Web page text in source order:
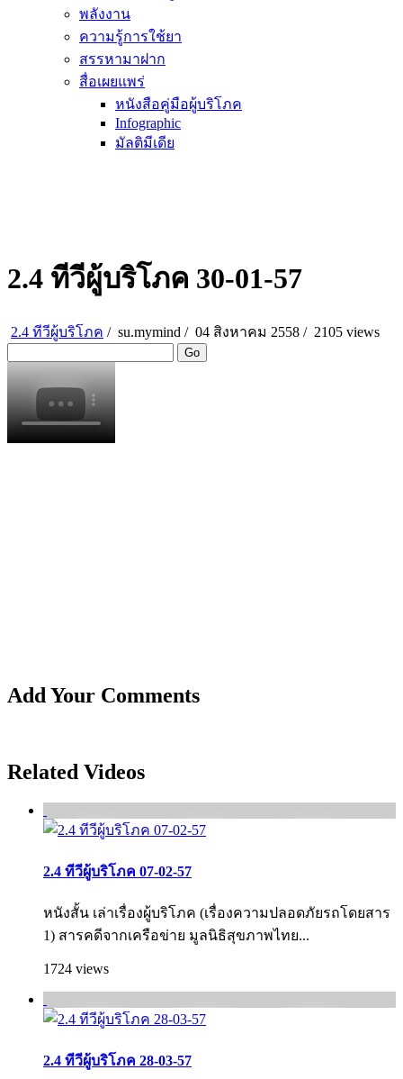
พลังงาน
ความรู้การใช้ยา
สรรหามาฝาก
สื่อเผยแพร่
หนังสือคู่มือผู้บริโภค
Infographic
มัลติมีเดีย
2.4 ทีวีผู้บริโภค 30-01-57
2.4 ทีวีผู้บริโภค / su.mymind / 04 สิงหาคม 2558 / 2105 views
Go
Add Your Comments
Related Videos
2.4 ทีวีผู้บริโภค 07-02-57
หนังสั้น เล่าเรื่องผู้บริโภค (เรื่องความปลอดภัยรถโดยสาร
1) สารคดีจากเครือข่าย มูลนิธิสุขภาพไทย...
1724 views
2.4 ทีวีผู้บริโภค 28-03-57